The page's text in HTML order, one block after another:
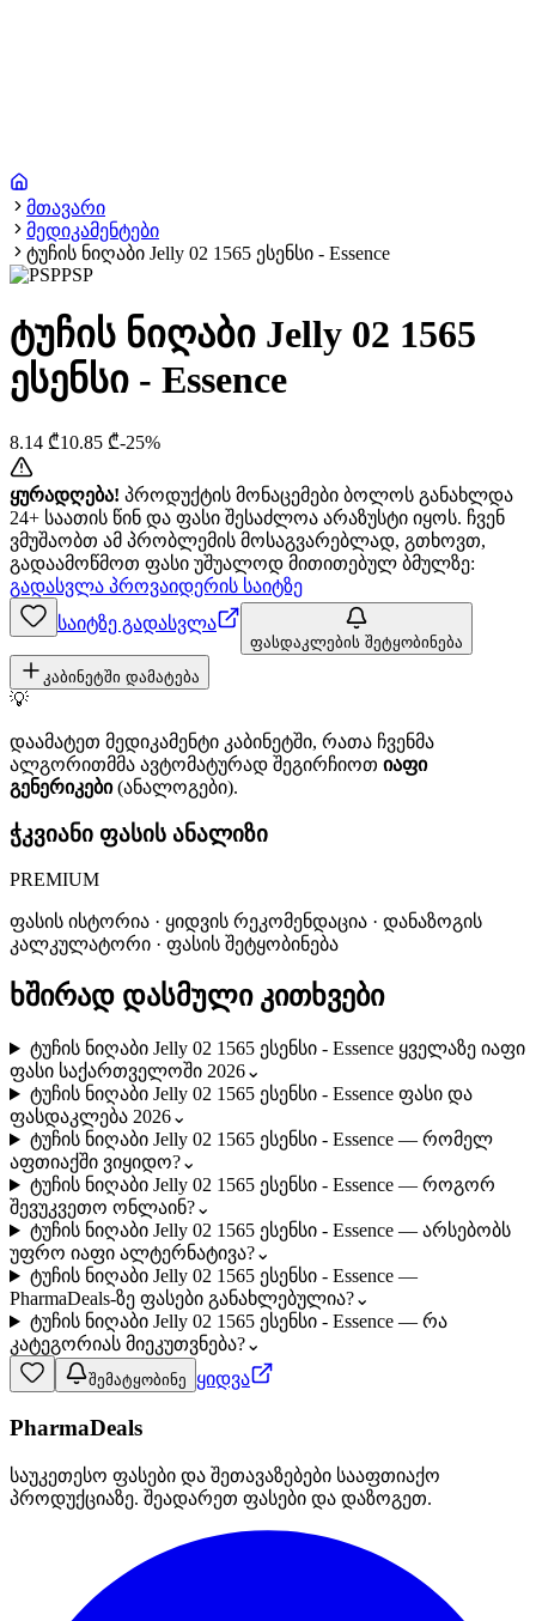
მთავარი
მედიკამენტები
ტუჩის ნიღაბი Jelly 02 1565 ესენსი - Essence
PSP
ტუჩის ნიღაბი Jelly 02 1565
ესენსი - Essence
8.14 ₾10.85 ₾-25%
ყურადღება! პროდუქტის მონაცემები ბოლოს განახლდა
24+ საათის წინ და ფასი შესაძლოა არაზუსტი იყოს. ჩვენ
ვმუშაობთ ამ პრობლემის მოსაგვარებლად, გთხოვთ,
გადაამოწმოთ ფასი უშუალოდ მითითებულ ბმულზე:
გადასვლა პროვაიდერის საიტზე
საიტზე გადასვლა
ფასდაკლების შეტყობინება
კაბინეტში დამატება
💡
დაამატეთ მედიკამენტი კაბინეტში, რათა ჩვენმა
ალგორითმმა ავტომატურად შეგირჩიოთ იაფი
გენერიკები(ანალოგები).
ჭკვიანი ფასის ანალიზი
PREMIUM
ფასის ისტორია · ყიდვის რეკომენდაცია · დანაზოგის
კალკულატორი · ფასის შეტყობინება
ხშირად დასმული კითხვები
ტუჩის ნიღაბი Jelly 02 1565 ესენსი - Essence ყველაზე იაფი
ფასი საქართველოში 2026⌄
ტუჩის ნიღაბი Jelly 02 1565 ესენსი - Essence ფასი და
ფასდაკლება 2026⌄
ტუჩის ნიღაბი Jelly 02 1565 ესენსი - Essence — რომელ
აფთიაქში ვიყიდო?⌄
ტუჩის ნიღაბი Jelly 02 1565 ესენსი - Essence — როგორ
შევუკვეთო ონლაინ?⌄
ტუჩის ნიღაბი Jelly 02 1565 ესენსი - Essence — არსებობს
უფრო იაფი ალტერნატივა?⌄
ტუჩის ნიღაბი Jelly 02 1565 ესენსი - Essence —
PharmaDeals-ზე ფასები განახლებულია?⌄
ტუჩის ნიღაბი Jelly 02 1565 ესენსი - Essence — რა
კატეგორიას მიეკუთვნება?⌄
შემატყობინე ყიდვა
PharmaDeals
საუკეთესო ფასები და შეთავაზებები სააფთიაქო
პროდუქციაზე. შეადარეთ ფასები და დაზოგეთ.